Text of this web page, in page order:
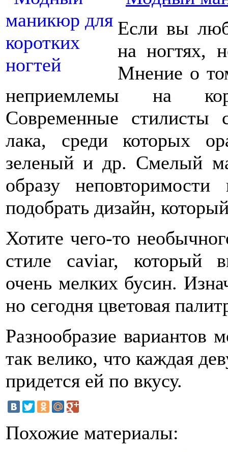
Если вы
на ногтях,
Мнение о
неприемлемы на
Современные стилисты
лака, среди которых
зеленый и др. Смелый
образу
подобрать дизайн,
Хотите чего-то
стиле caviar, который
очень мелких бусин.
но сегодня цветовая
Разнообразие вариантов
так велико, что каждая
придется ей по вкусу.
Похожие материалы: